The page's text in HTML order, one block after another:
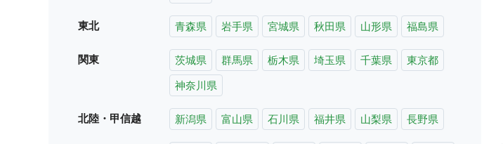
東北 青森県 岩手県 宮城県 秋田県 山形県 福島県
関東 茨城県 群馬県 栃木県 埼玉県 千葉県
東京都
神奈川県
北陸・甲信越 新潟県 富山県 石川県 福井県 山梨県 長野県